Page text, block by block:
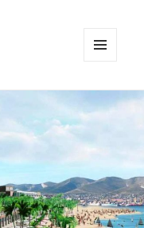
ВИДЖЕТЫ